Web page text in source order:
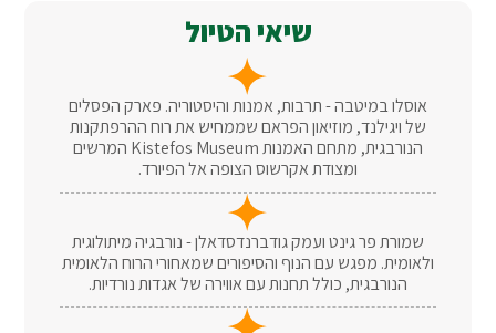
שיאי הטיול
אוסלו במיטבה - תרבות, אמנות והיסטוריה. פארק הפסלים
של ויגילנד, מוזיאון הפראם שממחיש את רוח ההרפתקנות
הנורבגית, מתחם האמנות Kistefos Museum המרשים
ומצודת אקרשוס הצופה אל הפיורד.
שמורת פר גינט ועמק גודברנדסדאלן - נורבגיה מיתולוגית
ולאומית. מפגש עם הנוף והסיפורים שמאחורי הרוח הלאומית
הנורבגית, כולל תחנות עם אווירה של אגדות נורדיות.